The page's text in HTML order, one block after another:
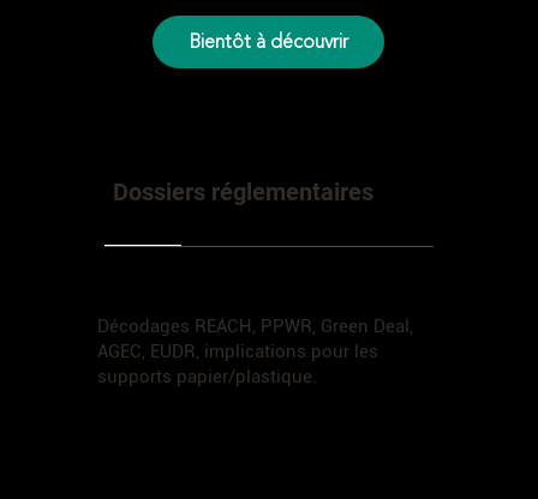
Bientôt à découvrir
Dossiers réglementaires
Décodages REACH, PPWR, Green Deal,
AGEC, EUDR, implications pour les
supports papier/plastique.